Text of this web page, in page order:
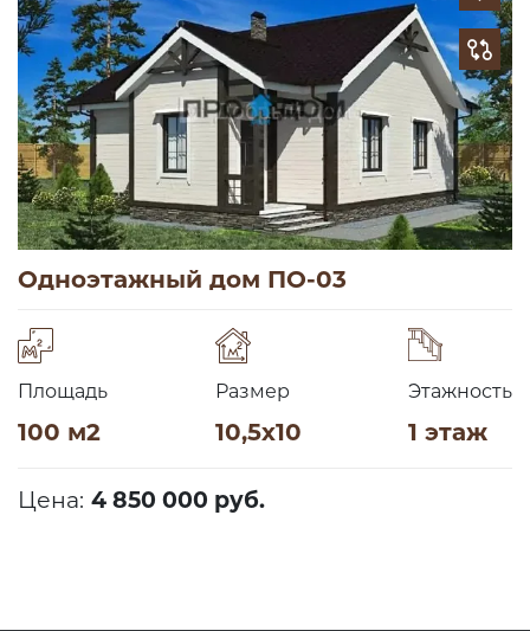
Одноэтажный дом ПО-03
Площадь
100 м2
Размер
10,5х10
Этажность
1 этаж
Цена: 4 850 000 руб.